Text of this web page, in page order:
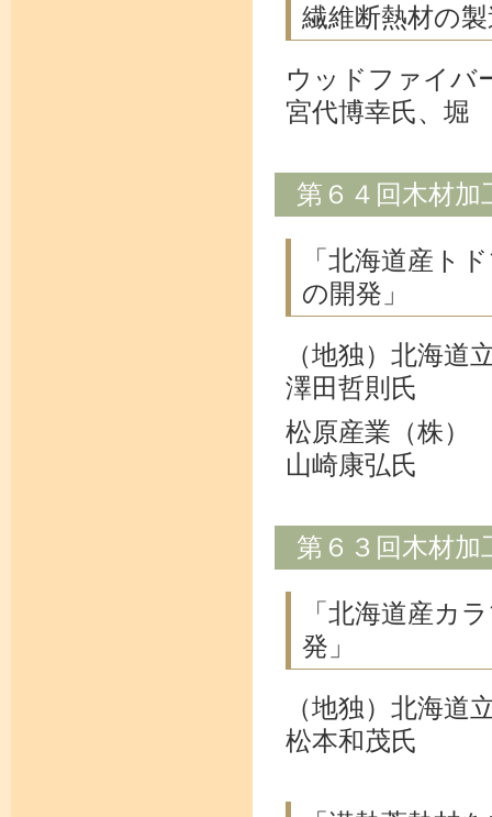
繊維断熱材の
ウッドファイバ
宮代博幸氏、堀
第６４回木材加
「北海道産ト
の開発」
（地独）北海道
澤田哲則氏
松原産業（株）
山崎康弘氏
第６３回木材加
「北海道産カ
発」
（地独）北海道
松本和茂氏